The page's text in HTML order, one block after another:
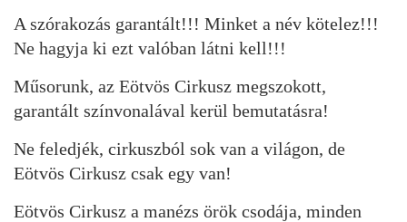
A szórakozás garantált!!! Minket a név kötelez!!!
Ne hagyja ki ezt valóban látni kell!!!
Műsorunk, az Eötvös Cirkusz megszokott,
garantált színvonalával kerül bemutatásra!
Ne feledjék, cirkuszból sok van a világon, de
Eötvös Cirkusz csak egy van!
Eötvös Cirkusz a manézs örök csodája, minden